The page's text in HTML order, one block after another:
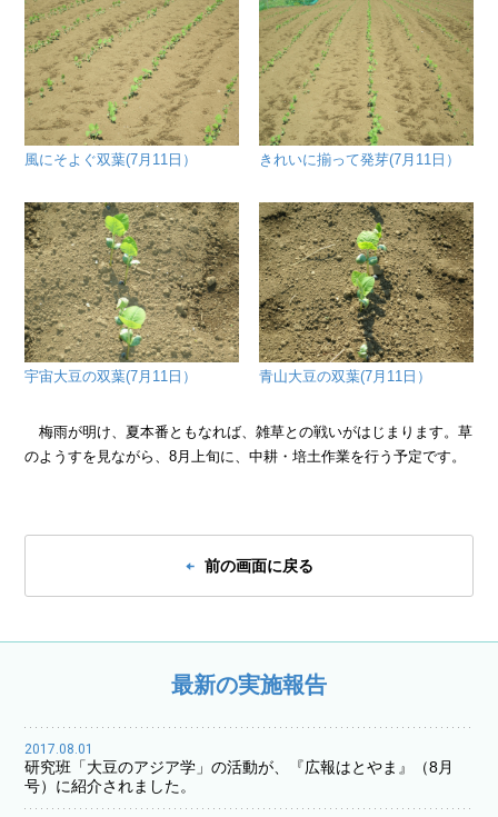
風にそよぐ双葉(7月11日） きれいに揃って発芽(7月11日）
宇宙大豆の双葉(7月11日） 青山大豆の双葉(7月11日）
梅雨が明け、夏本番ともなれば、雑草との戦いがはじまります。草
のようすを見ながら、8月上旬に、中耕・培土作業を行う予定です。
前の画面に戻る
最新の実施報告
2017.08.01
研究班「大豆のアジア学」の活動が、『広報はとやま』（8月
号）に紹介されました。